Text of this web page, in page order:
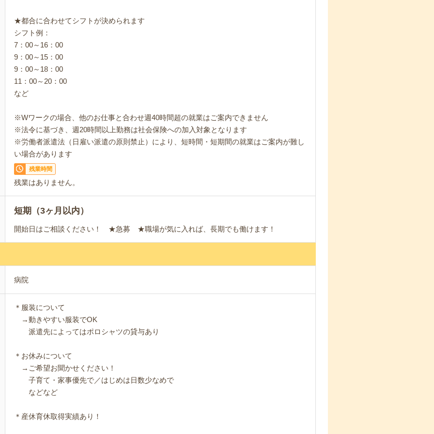
★都合に合わせてシフトが決められます
シフト例：
7：00～16：00
9：00～15：00
9：00～18：00
11：00～20：00
など
※Wワークの場合、他のお仕事と合わせ週40時間超の就業はご案内できません
※法令に基づき、週20時間以上勤務は社会保険への加入対象となります
※労働者派遣法（日雇い派遣の原則禁止）により、短時間・短期間の就業はご案内が難し
い場合があります
残業時間
残業はありません。
短期（3ヶ月以内）
開始日はご相談ください！ ★急募 ★職場が気に入れば、長期でも働けます！
病院
＊服装について
→動きやすい服装でOK
派遣先によってはポロシャツの貸与あり
＊お休みについて
→ご希望お聞かせください！
子育て・家事優先で／はじめは日数少なめで
などなど
＊産休育休取得実績あり！